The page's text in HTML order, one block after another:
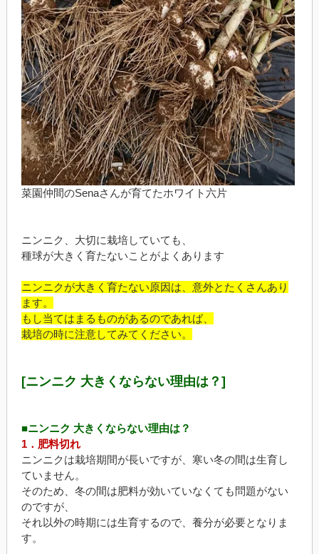
菜園仲間のSenaさんが育てたホワイト六片
ニンニク、大切に栽培していても、
種球が大きく育たないことがよくあります
ニンニクが大きく育たない原因は、意外とたくさんあり
ます。
もし当てはまるものがあるのであれば、
栽培の時に注意してみてください。
[ニンニク 大きくならない理由は？]
■ニンニク 大きくならない理由は？
1．肥料切れ
ニンニクは栽培期間が長いですが、寒い冬の間は生育し
ていません。
そのため、冬の間は肥料が効いていなくても問題がない
のですが、
それ以外の時期には生育するので、養分が必要となりま
す。